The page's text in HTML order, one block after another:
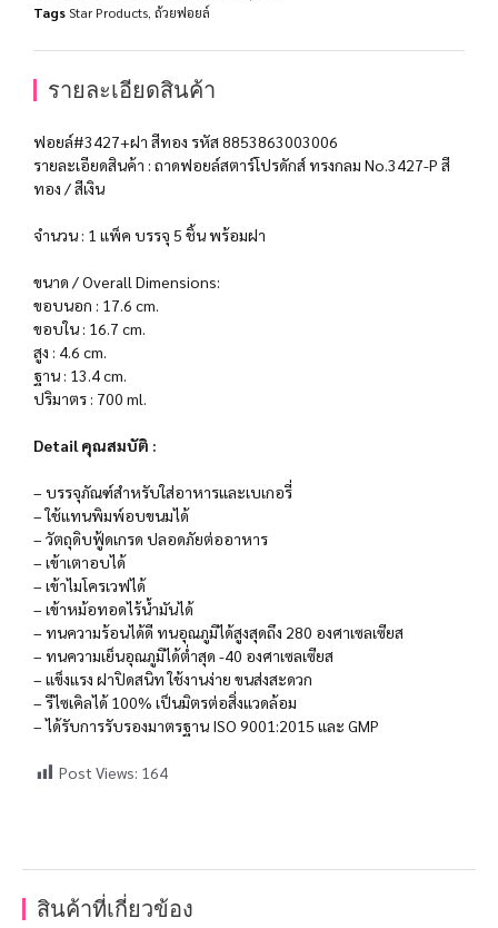
TagsStar Products ถ้วยฟอยล์
รายละเอียดสินค้า
ฟอยล์#3427+ฝา สีทอง รหัส 8853863003006
รายละเอียดสินค้า : ถาดฟอยล์สตาร์โปรดักส์ ทรงกลม No.3427-P สี
ทอง / สีเงิน
จำนวน : 1 แพ็ค บรรจุ 5 ชิ้น พร้อมฝา
ขนาด / Overall Dimensions:
ขอบนอก : 17.6 cm.
ขอบใน : 16.7 cm.
สูง : 4.6 cm.
ฐาน : 13.4 cm.
ปริมาตร : 700 ml.
Detail คุณสมบัติ :
– บรรจุภัณฑ์สำหรับใส่อาหารและเบเกอรี่
– ใช้แทนพิมพ์อบขนมได้
– วัตถุดิบฟู้ดเกรด ปลอดภัยต่ออาหาร
– เข้าเตาอบได้
– เข้าไมโครเวฟได้
– เข้าหม้อทอดไร้น้ำมันได้
– ทนความร้อนได้ดี ทนอุณภูมิได้สูงสุดถึง 280 องศาเซลเซียส
– ทนความเย็นอุณภูมิได้ต่ำสุด -40 องศาเซลเซียส
– แข็งแรง ฝาปิดสนิท ใช้งานง่าย ขนส่งสะดวก
– รีไซเคิลได้ 100% เป็นมิตรต่อสิ่งแวดล้อม
– ได้รับการรับรองมาตรฐาน ISO 9001:2015 และ GMP
Post Views: 164
สินค้าที่เกี่ยวข้อง